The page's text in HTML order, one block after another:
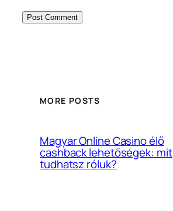
MORE POSTS
Magyar Online Casino élő
cashback lehetőségek: mit
tudhatsz róluk?